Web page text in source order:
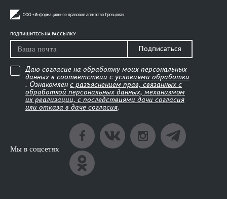
ПОДПИШИТЕСЬ НА РАССЫЛКУ
Подписаться
Даю согласие на обработку моих персональных
данных в соответствии с условиями обработки
. Ознакомлен с разъяснением прав, связанных с
обработкой персональных данных, механизмом
их реализации, с последствиями дачи согласия
или отказа в даче согласия.
Мы в соцсетях